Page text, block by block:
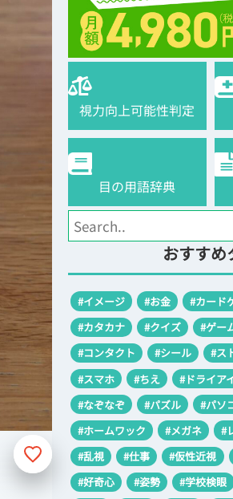
視力向上可能性判定
目の用語辞典
おすすめ
#イメージ #お金 #カード
#カタカナ
#クイズ #ゲー
#コンタクト
#シール #ス
#スマホ
#ちえ #ドライア
#なぞなぞ
#パズル #パソ
#ホームワック
#メガネ #
#乱視
#仕事 #仮性近視
#好奇心
#姿勢 #学校検眼